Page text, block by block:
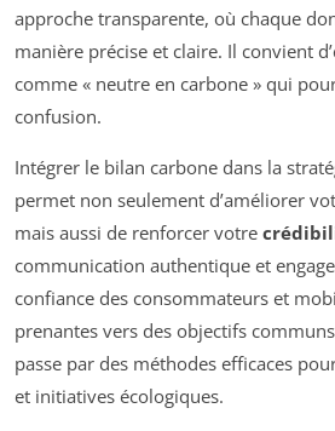
approche transparente, où chaque
manière précise et claire. Il convient
comme « neutre en carbone » qui
confusion.
Intégrer le bilan carbone dans la
permet non seulement d’améliorer
mais aussi de renforcer votre
communication authentique et
confiance des consommateurs et
prenantes vers des objectifs
passe par des méthodes efficaces
et initiatives écologiques.